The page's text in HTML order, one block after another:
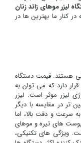
لیزر موهای زائد زنان
کنار ما بهترین ها در
هستند. قیمت دستگاه
دارد که می توان به
لیزر موثر است. لیزر
تر در مقایسه با دیگر
سرعت و دقت بالا، اما
پوست های تیره و موهای
ویژگی های تکنیکی،